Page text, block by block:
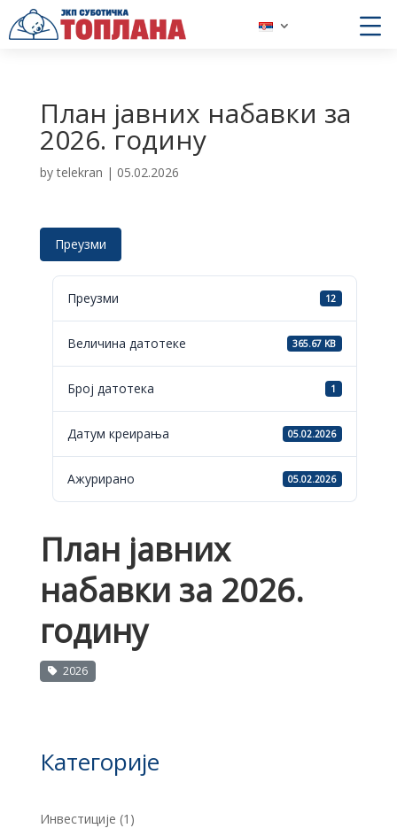
План јавних набавки за
2026. годину
bytelekran | 05.02.2026
Преузми
Преузми 12
Величина датотеке 365.67 KB
Број датотека 1
Датум креирања 05.02.2026
Ажурирано 05.02.2026
План јавних
набавки за 2026.
годину
2026
Категорије
Инвестиције (1)